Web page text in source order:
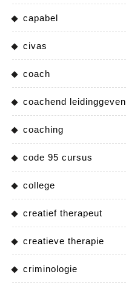
capabel
civas
coach
coachend leidinggeven
coaching
code 95 cursus
college
creatief therapeut
creatieve therapie
criminologie